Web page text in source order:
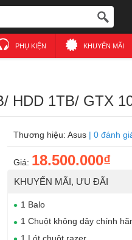
PHỤ KIỆN KHUYẾN MÃI
HDD 1TB/ GTX
Thương hiệu: Asus | 0 đánh
Giá: 18.500.000₫
KHUYẾN MÃI, ƯU ĐÃI
1 Balo
1 Chuột không dây chính
1 Lót chuột razer